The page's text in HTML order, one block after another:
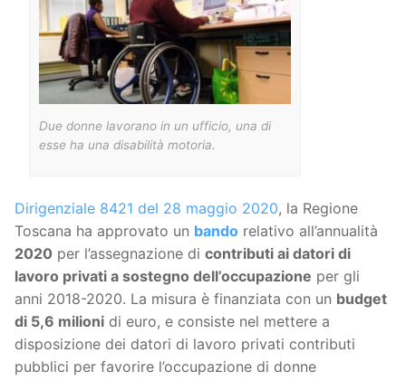
Due donne lavorano in un ufficio, una di
esse ha una disabilità motoria.
Dirigenziale 8421 del 28 maggio 2020, la Regione
Toscana ha approvato un bando relativo all’annualità
2020 per l’assegnazione di contributi ai datori di
lavoro privati a sostegno dell’occupazione per gli
anni 2018-2020. La misura è finanziata con un budget
di 5,6 milioni di euro, e consiste nel mettere a
disposizione dei datori di lavoro privati contributi
pubblici per favorire l’occupazione di donne